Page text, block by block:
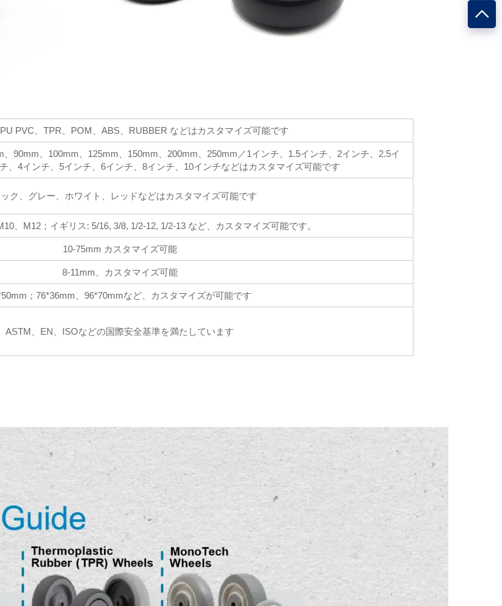
PVC、TPR、POM、ABS、RUBBER などはカスタマイズ可能です
90mm、100mm、125mm、150mm、200mm、250mm／1インチ、1.5インチ、2インチ、2.5イ
、4インチ、5インチ、6インチ、8インチ、10インチなどはカスタマイズ可能です
ク、グレー、ホワイト、レッドなどはカスタマイズ可能です
、M12；イギリス: 5/16, 3/8, 1/2-12, 1/2-13 など、カスタマイズ可能です。
10-75mm カスタマイズ可能
8-11mm、カスタマイズ可能
；76*36mm、96*70mmなど、カスタマイズが可能です
ASTM、EN、ISOなどの国際安全基準を満たしています